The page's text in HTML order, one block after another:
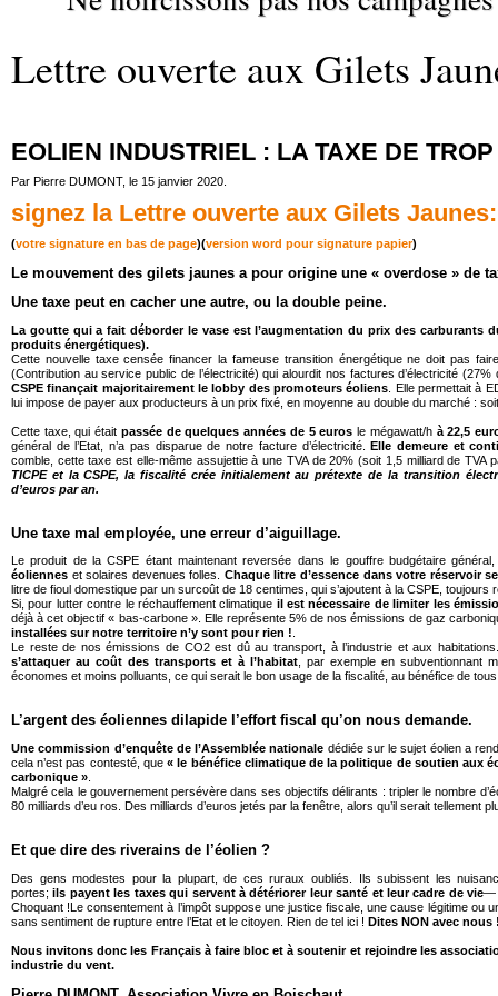
Lettre ouverte aux Gilets
EOLIEN INDUSTRIEL : LA TAXE DE TROP
Par Pierre DUMONT, le 15 janvier 2020.
signez la Lettre ouverte aux Gilets Jaunes:
(votre signature en bas de page)(version word pour signature papier)
Le mouvement des gilets jaunes a pour origine une « overdose » de
Une taxe peut en cacher une autre, ou la double peine.
La goutte qui a fait déborder le vase est l’augmentation du prix des carburants
produits énergétiques).
Cette nouvelle taxe censée financer la fameuse transition énergétique ne doit pas
(Contribution au service public de l’électricité) qui alourdit nos factures d’électricité
CSPE finançait majoritairement le lobby des promoteurs éoliens . Elle permettait à
lui impose de payer aux producteurs à un prix fixé, en moyenne au double du marché :
Cette taxe, qui était passée de quelques années de 5 euros le mégawatt/h à 22,5
général de l’Etat, n’a pas disparue de notre facture d’électricité.Elle demeure et
comble, cette taxe est elle-même assujettie à une TVA de 20% (soit 1,5 milliard de
TICPE et la CSPE, la fiscalité crée initialement au prétexte de la transition
d’euros par an.
Une taxe mal employée, une erreur d’aiguillage.
Le produit de la CSPE étant maintenant reversée dans le gouffre budgétaire général,
éoliennes et solaires devenues folles. Chaque litre d’essence dans votre réservoir
litre de fioul domestique par un surcoût de 18 centimes, qui s’ajoutent à la CSPE, toujours
Si, pour lutter contre le réchauffement climatique il est nécessaire de limiter les
déjà à cet objectif « bas-carbone ». Elle représente 5% de nos émissions de gaz
installées sur notre territoire n’y sont pour rien !
Le reste de nos émissions de CO2 est dû au transport, à l’industrie et aux
s’attaquer au coût des transports et à l’habitat , par exemple en subventionnant
économes et moins polluants, ce qui serait le bon usage de la fiscalité, au bénéfice de
L’argent des éoliennes dilapide l’effort fiscal qu’on nous demande.
Une commission d’enquête de l’Assemblée nationale dédiée sur le sujet éolien a
cela n’est pas contesté, que« le bénéfice climatique de la politique de soutien aux
carbonique »
Malgré cela le gouvernement persévère dans ses objectifs délirants : tripler le nombre
80 milliards d’eu ros. Des milliards d’euros jetés par la fenêtre, alors qu’il serait tellement
Et que dire des riverains de l’éolien ?
Des gens modestes pour la plupart, de ces ruraux oubliés. Ils subissent les
portes;ils payent les taxes qui servent à détériorer leur santé et leur cadre de vie—
Choquant !Le consentement à l’impôt suppose une justice fiscale, une cause légitime ou
sans sentiment de rupture entre l’Etat et le citoyen. Rien de tel ici ! Dites NON avec nous
Nous invitons donc les Français à faire bloc et à soutenir et rejoindre les
industrie du vent.